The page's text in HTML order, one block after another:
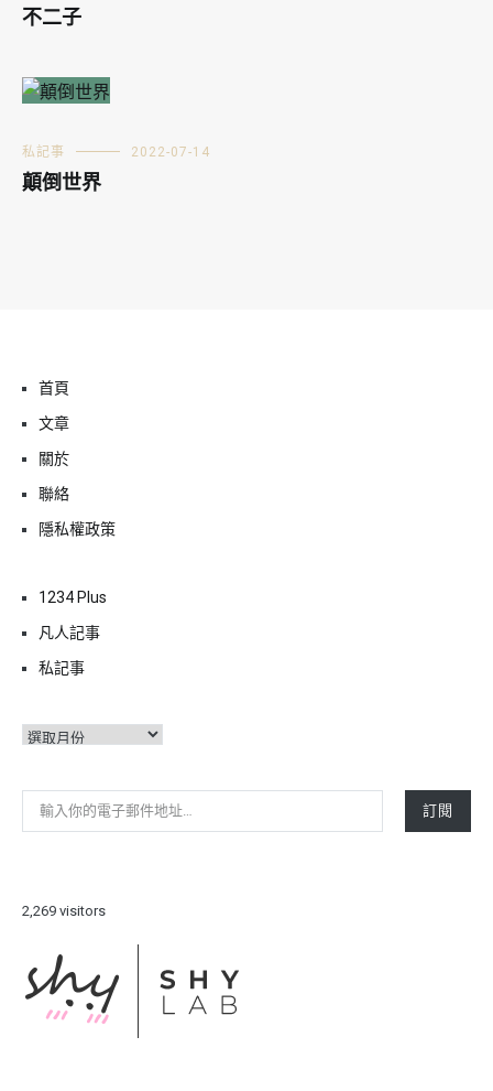
不二子
私記事 2022-07-14
顛倒世界
首頁
文章
關於
聯絡
隱私權政策
1234 Plus
凡人記事
私記事
彙
輸入你的電子郵件地址…
訂閱
2,269 visitors